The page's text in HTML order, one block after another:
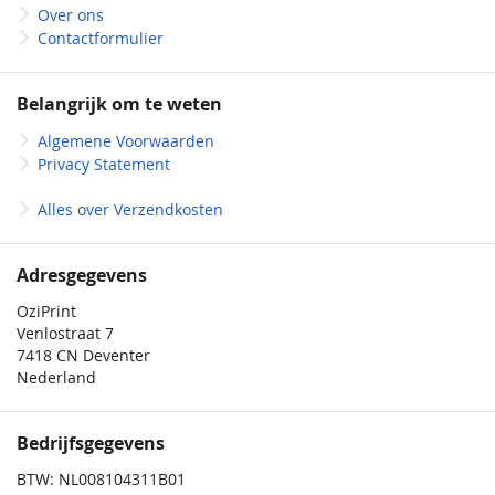
3/3 pms
1/1 pms
3/0 pms
Met buckle
Keycord 2.5x90cm
Veterkoord 1.0x80cm
Keycord 2x90cm
Keycord 2.5x80cm
Over ons
Contactformulier
Belangrijk om te weten
Algemene Voorwaarden
Privacy Statement
Alles over Verzendkosten
Adresgegevens
OziPrint
Venlostraat 7
7418 CN Deventer
Nederland
Bedrijfsgegevens
BTW: NL008104311B01